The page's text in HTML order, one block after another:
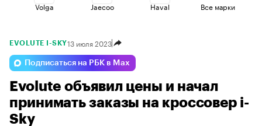
Volga Jaecoo Haval
Geely Voyah
Esteo Changan Lada
Все марки
EVOLUTE I-SKY13 июля 2023
Подписаться на РБК в Max
Evolute объявил цены и начал
принимать заказы на кроссовер i-
Sky